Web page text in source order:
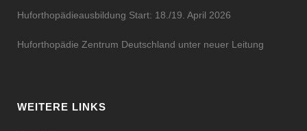
Huforthopädieausbildung Start: 18./19. April 2026
Huforthopädie Zentrum Deutschland unter neuer Leitung
WEITERE LINKS